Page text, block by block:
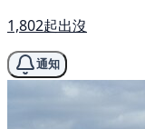
1,802起出沒
通知